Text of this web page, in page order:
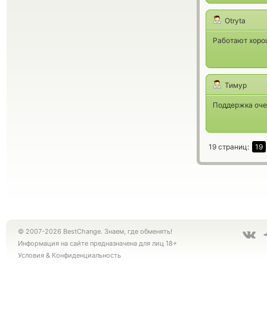
Otryta
Работают
Тимур
Поддержка
19 страниц: 19
© 2007-2026 BestChange. Знаем, где обменять!
Информация на сайте предназначена для лиц 18+
Условия & Конфиденциальность